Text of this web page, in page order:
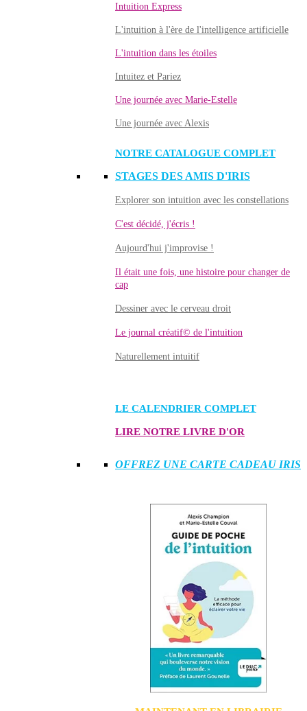
Intuition Express
L'intuition à l'ère de l'intelligence artificielle
L'intuition dans les étoiles
Intuitez et Pariez
Une journée avec Marie-Estelle
Une journée avec Alexis
NOTRE CATALOGUE COMPLET
STAGES DES AMIS D'IRIS
Explorer son intuition avec les constellations
C'est décidé, j'écris !
Aujourd'hui j'improvise !
Il était une fois, une histoire pour changer de
cap
Dessiner avec le cerveau droit
Le journal créatif© de l'intuition
Naturellement intuitif
LE CALENDRIER COMPLET
LIRE NOTRE LIVRE D'OR
OFFREZ UNE CARTE CADEAU IRIS